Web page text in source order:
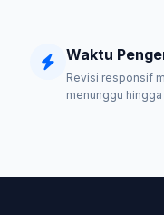
Waktu
Revisi responsif
menunggu